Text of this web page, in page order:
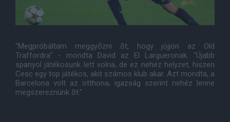
"Megpróbáltam meggyõzni õt, hogy jöjjön az Old
Traffordra" - mondta David az El Largueronak. "Újabb
spanyol játékosunk lett volna, de ez nehéz helyzet, hiszen
Cesc egy top játékos, akit számos klub akar. Azt mondta, a
Barcelona volt az otthona, igazság szerint nehéz lenne
megszereznünk õt."